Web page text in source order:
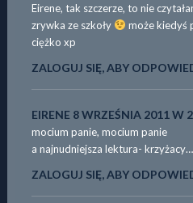
Eirene, tak szczerze, to nie
zrywka ze szkoły
może kiedyś
ciężko xp
ZALOGUJ SIĘ, ABY
EIRENE 8 WRZEŚNIA 2011 W
mocium panie, mocium panie
a najnudniejsza lektura-
ZALOGUJ SIĘ, ABY